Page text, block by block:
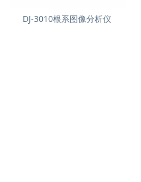
DJ-3010根系图像分析仪